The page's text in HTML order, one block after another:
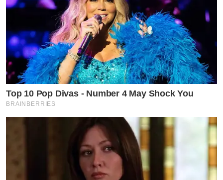
Top 10 Pop Divas - Number 4 May Shock You
BRAINBERRIES